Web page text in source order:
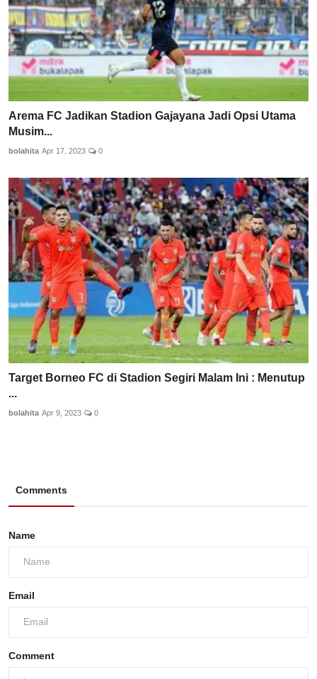
Arema FC Jadikan Stadion Gajayana Jadi Opsi Utama
Musim...
bolahita Apr 17, 2023 0
Target Borneo FC di Stadion Segiri Malam Ini : Menutup
...
bolahita Apr 9, 2023 0
Comments
Name
Email
Comment